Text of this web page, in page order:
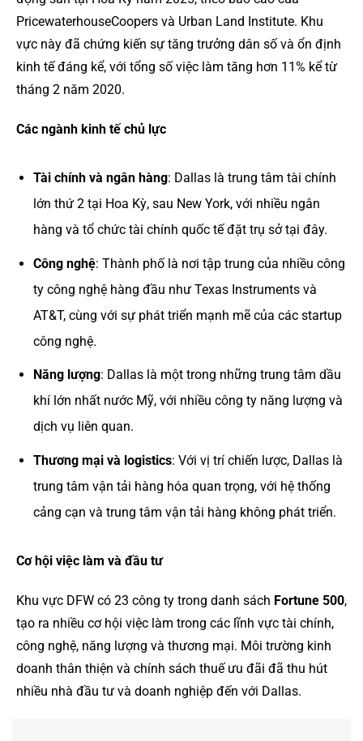
PricewaterhouseCoopers và Urban Land Institute. Khu
vực này đã chứng kiến sự tăng trưởng dân số và ổn định
kinh tế đáng kể, với tổng số việc làm tăng hơn 11% kể từ
tháng 2 năm 2020.
Các ngành kinh tế chủ lực
Tài chính và ngân hàng: Dallas là trung tâm tài chính
lớn thứ 2 tại Hoa Kỳ, sau New York, với nhiều ngân
hàng và tổ chức tài chính quốc tế đặt trụ sở tại đây.
Công nghệ: Thành phố là nơi tập trung của nhiều công
ty công nghệ hàng đầu như Texas Instruments và
AT&T, cùng với sự phát triển mạnh mẽ của các startup
công nghệ.
Năng lượng: Dallas là một trong những trung tâm dầu
khí lớn nhất nước Mỹ, với nhiều công ty năng lượng và
dịch vụ liên quan.
Thương mại và logistics: Với vị trí chiến lược, Dallas là
trung tâm vận tải hàng hóa quan trọng, với hệ thống
cảng cạn và trung tâm vận tải hàng không phát triển.
Cơ hội việc làm và đầu tư
Khu vực DFW có 23 công ty trong danh sách Fortune 500,
tạo ra nhiều cơ hội việc làm trong các lĩnh vực tài chính,
công nghệ, năng lượng và thương mại. Môi trường kinh
doanh thân thiện và chính sách thuế ưu đãi đã thu hút
nhiều nhà đầu tư và doanh nghiệp đến với Dallas.